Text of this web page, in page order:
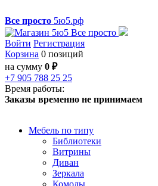
Все просто 5ю5.рф
Войти Регистрация
Корзина 0 позиций
на сумму 0 ₽
+7 905 788 25 25
Время работы:
Заказы временно не принимаем
Мебель по типу
Библиотеки
Витрины
Диван
Зеркала
Комоды